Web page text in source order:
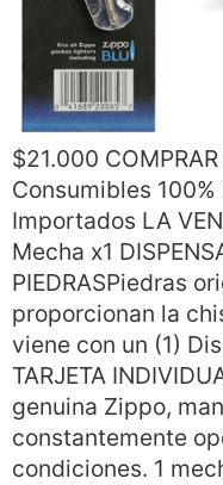
$21.000
Consumibles
Importados LA
Mecha x1
PIEDRASPiedras
proporcionan la
viene con un (1)
TARJETA
genuina Zippo,
constantemente
condiciones. 1